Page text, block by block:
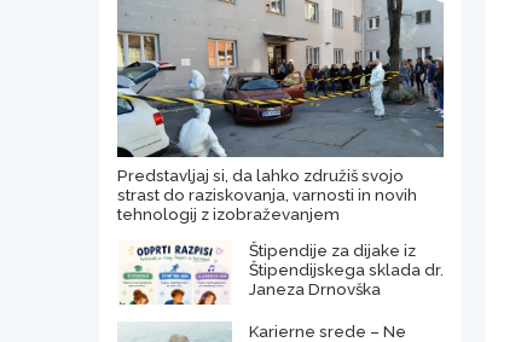
Predstavljaj si, da lahko združiš svojo
strast do raziskovanja, varnosti in novih
tehnologij z izobraževanjem
Štipendije za dijake iz
Štipendijskega sklada dr.
Janeza Drnovška
Karierne srede – Ne